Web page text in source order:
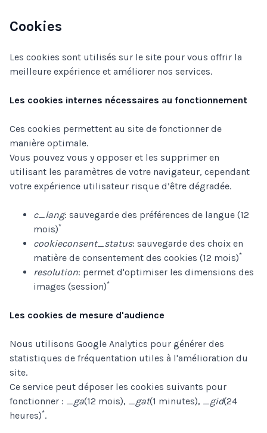
Cookies
Les cookies sont utilisés sur le site pour vous offrir la
meilleure expérience et améliorer nos services.
Les cookies internes nécessaires au fonctionnement
Ces cookies permettent au site de fonctionner de
manière optimale.
Vous pouvez vous y opposer et les supprimer en
utilisant les paramètres de votre navigateur, cependant
votre expérience utilisateur risque d’être dégradée.
c_lang: sauvegarde des préférences de langue (12
mois)*
cookieconsent_status: sauvegarde des choix en
matière de consentement des cookies (12 mois)*
resolution: permet d'optimiser les dimensions des
images (session)*
Les cookies de mesure d'audience
Nous utilisons Google Analytics pour générer des
statistiques de fréquentation utiles à l'amélioration du
site.
Ce service peut déposer les cookies suivants pour
fonctionner : _ga(12 mois), _gat(1 minutes), _gid(24
heures)*.